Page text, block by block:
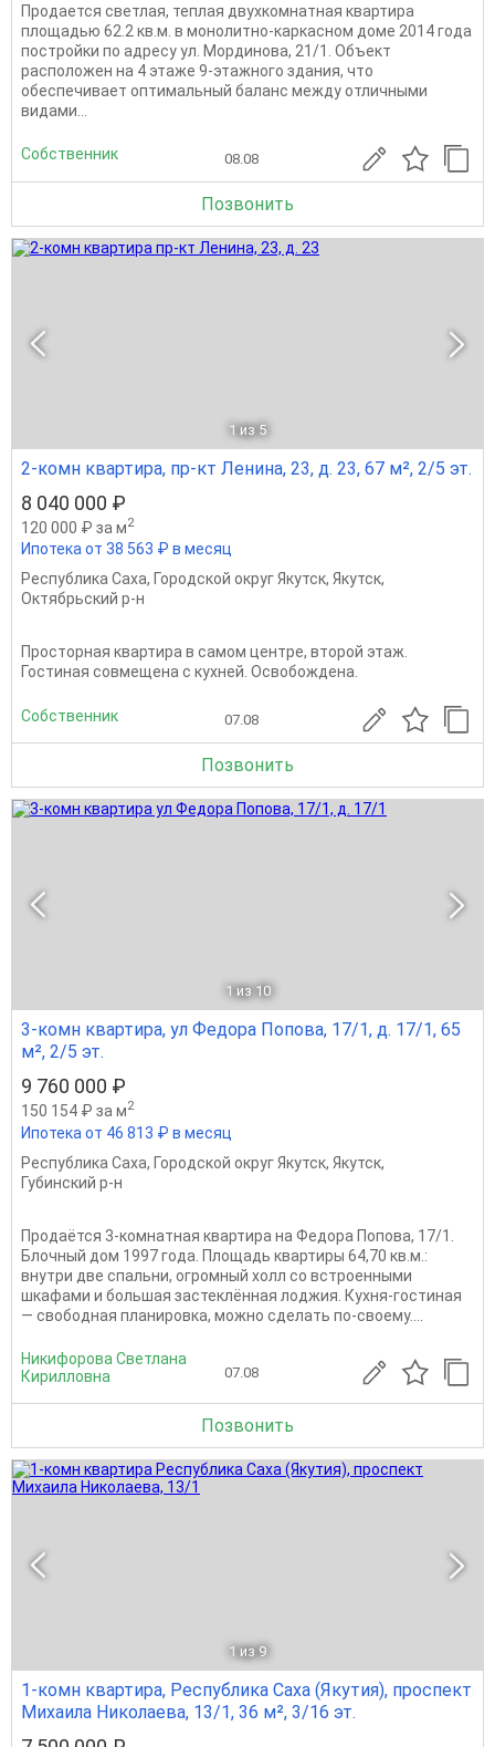
Продается светлая, теплая двухкомнатная квартира
площадью 62.2 кв.м. в монолитно-каркасном доме 2014 года
постройки по адресу ул. Мординова, 21/1. Объект
расположен на 4 этаже 9-этажного здания, что
обеспечивает оптимальный баланс между отличными
видами...
Собственник 08.08
Позвонить
1 из 5
2-комн квартира, пр-кт Ленина, 23, д. 23, 67 м², 2/5 эт.
8 040 000 ₽
120 000 ₽ за м2
Ипотека от 38 563 ₽ в месяц
Республика Саха, Городской округ Якутск, Якутск,
Октябрьский р-н
Просторная квартира в самом центре, второй этаж.
Гостиная совмещена с кухней. Освобождена.
Собственник 07.08
Позвонить
1 из 10
3-комн квартира, ул Федора Попова, 17/1, д. 17/1, 65
м², 2/5 эт.
9 760 000 ₽
150 154 ₽ за м2
Ипотека от 46 813 ₽ в месяц
Республика Саха, Городской округ Якутск, Якутск,
Губинский р-н
Продаётся 3-комнатная квартира на Федора Попова, 17/1.
Блочный дом 1997 года. Площадь квартиры 64,70 кв.м.:
внутри две спальни, огромный холл со встроенными
шкафами и большая застеклённая лоджия. Кухня-гостиная
— свободная планировка, можно сделать по-своему....
Никифорова Светлана
Кирилловна
07.08
Позвонить
1 из 9
1-комн квартира, Республика Саха (Якутия), проспект
Михаила Николаева, 13/1, 36 м², 3/16 эт.